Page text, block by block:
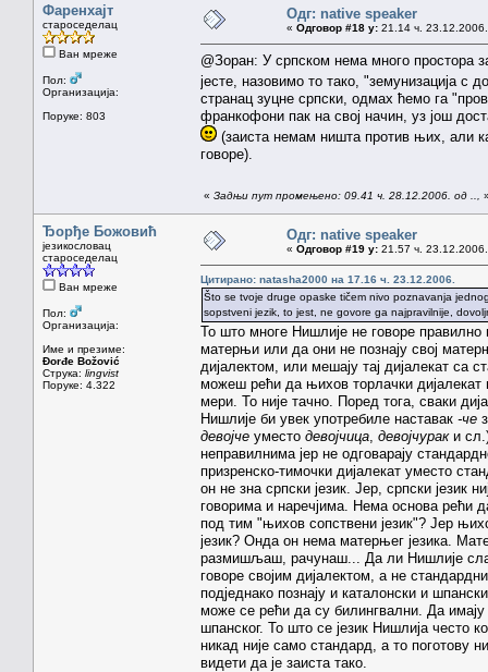
Фаренхајт
староседелац
Ван мреже
Пол:
Организација:
Поруке: 803
Одг: native speaker
« Одговор #18 у: 21.14 ч.
@Зоран: У српском нема много простора
јесте, назовимо то тако, "земунизација с
странац зуцне српски, одмах ћемо га
франкофони пак на свој начин, уз још
(заиста немам ништа против њих, али
говоре).
« Задњи пут промењено: 09.41 ч. 28.12.2006. од ..,
Ђорђе Божовић
језикословац
староседелац
Ван мреже
Пол:
Организација:
Име и презиме:
Đorđe Božović
Струка: lingvist
Поруке: 4.322
Одг: native speaker
« Одговор #19 у: 21.57 ч.
Цитирано: natasha2000 на 17.16 ч. 23.12.2006.
Što se tvoje druge opaske tičem nivo poznavanja
sopstveni jezik, to jest, ne govore ga najpravilnije,
То што многе Нишлије не говоре
матерњи или да они не познају свој
дијалектом, или мешају тај дијалекат са
можеш рећи да њихов торлачки дијалекат
мери. То није тачно. Поред тога, сваки
Нишлије би увек употребиле наставак -че
девојче уместо девојчица девојчураки
неправилнима јер не одговарају
призренско-тимочки дијалекат уместо
он не зна српски језик. Јер, српски језик
говорима и наречјима. Нема основа рећи
под тим "њихов сопствени језик"? Јер
језик? Онда он нема матерњег језика.
размишљаш, рачунаш... Да ли Нишлије
говоре својим дијалектом, а не
подједнако познају и каталонски и
може се рећи да су билингвални. Да
шпанског. То што се језик Нишлија често
никад није само стандард, а то поготову
видети да је заиста тако.